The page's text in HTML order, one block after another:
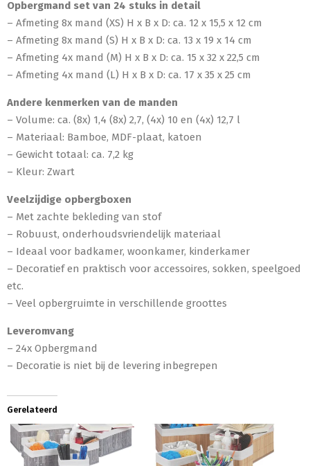
Opbergmand set van 24 stuks in detail
– Afmeting 8x mand (XS) H x B x D: ca. 12 x 15,5 x 12 cm
– Afmeting 8x mand (S) H x B x D: ca. 13 x 19 x 14 cm
– Afmeting 4x mand (M) H x B x D: ca. 15 x 32 x 22,5 cm
– Afmeting 4x mand (L) H x B x D: ca. 17 x 35 x 25 cm
Andere kenmerken van de manden
– Volume: ca. (8x) 1,4 (8x) 2,7, (4x) 10 en (4x) 12,7 l
– Materiaal: Bamboe, MDF-plaat, katoen
– Gewicht totaal: ca. 7,2 kg
– Kleur: Zwart
Veelzijdige opbergboxen
– Met zachte bekleding van stof
– Robuust, onderhoudsvriendelijk materiaal
– Ideaal voor badkamer, woonkamer, kinderkamer
– Decoratief en praktisch voor accessoires, sokken, speelgoed
etc.
– Veel opbergruimte in verschillende groottes
Leveromvang
– 24x Opbergmand
– Decoratie is niet bij de levering inbegrepen
Gerelateerd